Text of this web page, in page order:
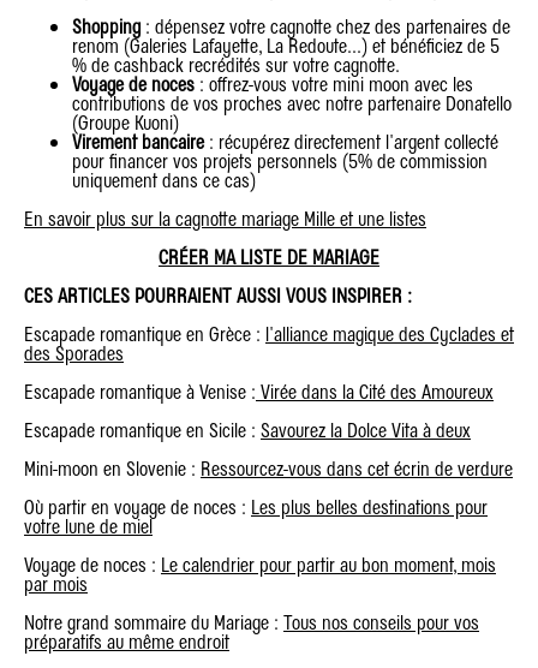
Shopping : dépensez votre cagnotte chez des partenaires de
renom (Galeries Lafayette, La Redoute...) et bénéficiez de 5
% de cashback recrédités sur votre cagnotte.
Voyage de noces : offrez-vous votre mini moon avec les
contributions de vos proches avec notre partenaire Donatello
(Groupe Kuoni)
Virement bancaire: récupérez directement l'argent collecté
pour financer vos projets personnels (5% de commission
uniquement dans ce cas)
En savoir plus sur la cagnotte mariage Mille et une listes
CRÉER MA LISTE DE MARIAGE
CES ARTICLES POURRAIENT AUSSI VOUS INSPIRER :
Escapade romantique en Grèce : l'alliance magique des Cyclades et
des Sporades
Escapade romantique à Venise : Virée dans la Cité des Amoureux
Escapade romantique en Sicile : Savourez la Dolce Vita à deux
Mini-moon en Slovenie : Ressourcez-vous dans cet écrin de verdure
Où partir en voyage de noces : Les plus belles destinations pour
votre lune de miel
Voyage de noces : Le calendrier pour partir au bon moment, mois
par mois
Notre grand sommaire du Mariage : Tous nos conseils pour vos
préparatifs au même endroit